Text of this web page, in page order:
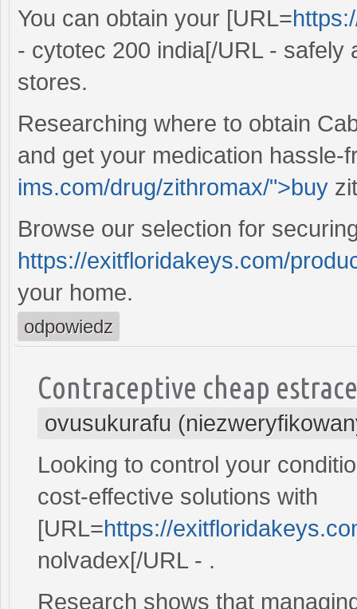
You can obtain your [URL=
- cytotec 200 india[/URL - safely
stores.
Researching where to obtain
and get your medication hassle-
ims.com/drug/zithromax/">buy
Browse our selection for
https://exitfloridakeys.com/
your home.
odpowiedz
Contraceptive cheap
ovusukurafu
Looking to control your
cost-effective solutions with
[URL=https://
nolvadex[/URL - .
Research shows that